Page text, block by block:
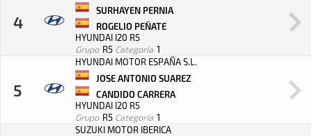
4
SURHAYEN PERNIA
ROGELIO PEÑATE
HYUNDAI I20 R5
Grupo R5 Categoría 1
5
HYUNDAI MOTOR ESPAÑA S.L.
JOSE ANTONIO SUAREZ
CANDIDO CARRERA
HYUNDAI I20 R5
Grupo R5 Categoría 1
SUZUKI MOTOR IBERICA